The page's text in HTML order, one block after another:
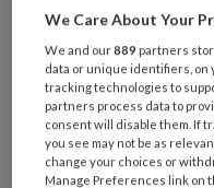
We Care About Your
We and our889 partners
data or unique identifiers, on
tracking technologies to
partners process data to
consent will disable them. If
you see may not be as
change your choices or
Manage Preferences link on